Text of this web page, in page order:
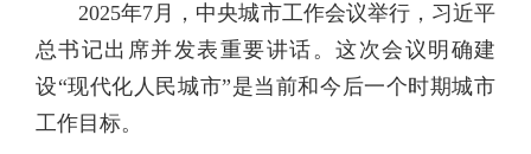
2025年7月，中央城市工作会议举行，习近平
总书记出席并发表重要讲话。这次会议明确建
设“现代化人民城市”是当前和今后一个时期城市
工作目标。